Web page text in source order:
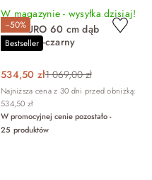
−50%
Bestseller
W magazynie - wysyłka dzisiaj!
Stół PURO 60 cm dąb
naturalny-czarny
534,50 zł1 069,00 zł
Najniższa cena z 30 dni przed obniżką:
534,50 zł
W promocyjnej cenie pozostało -
25 produktów